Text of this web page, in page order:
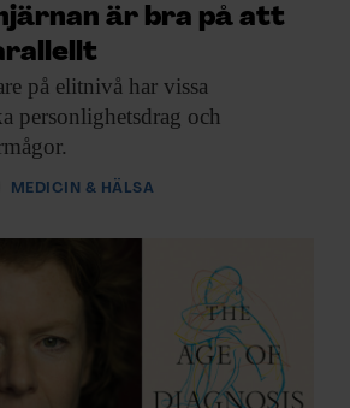
är bra på att
på elitnivå har vissa
personlighetsdrag och
MEDICIN & HÄLSA